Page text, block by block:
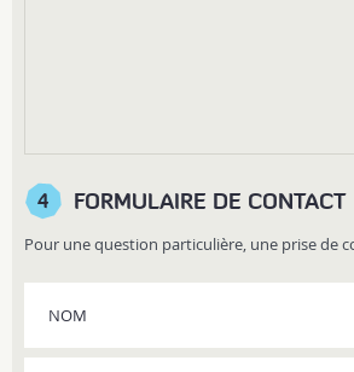
4 FORMULAIRE DE CONTACT
Pour une question particulière, une prise de